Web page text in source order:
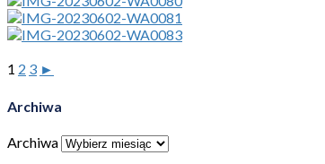
1 2 3 ►
Archiwa
Archiwa